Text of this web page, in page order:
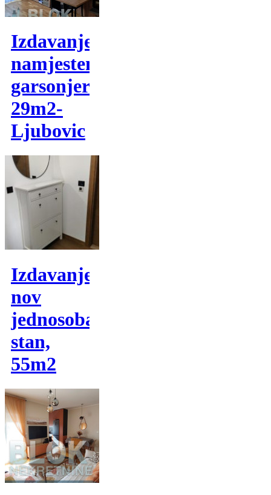
Izdavanje,
namjestena
garsonjera
29m2-
Ljubovic
Izdavanje,
nov
jednosoban
stan,
55m2